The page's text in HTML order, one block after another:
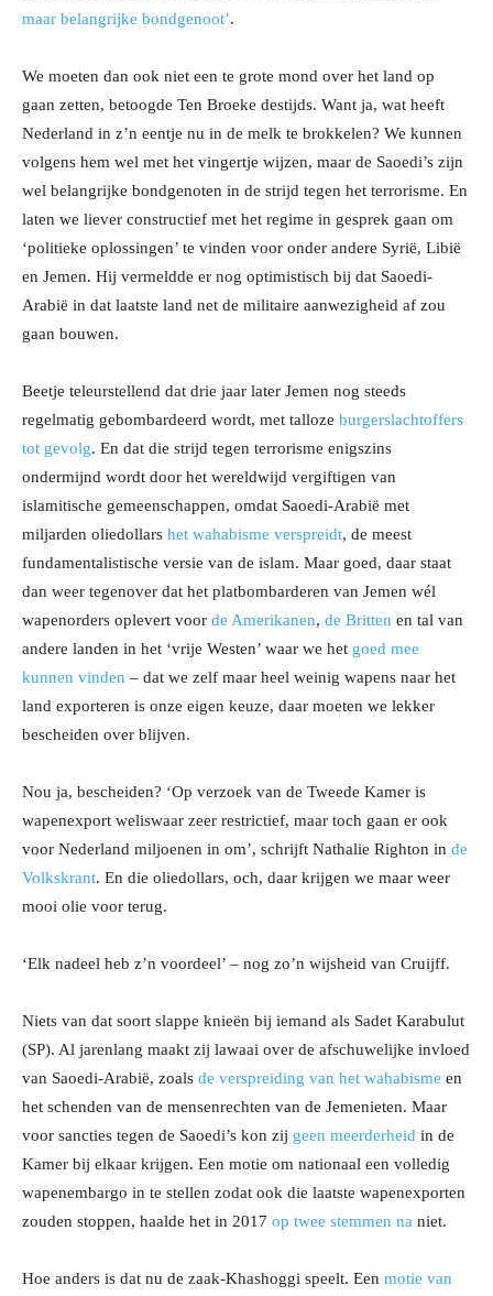
maar belangrijke bondgenoot’.
We moeten dan ook niet een te grote mond over het land op
gaan zetten, betoogde Ten Broeke destijds. Want ja, wat heeft
Nederland in z’n eentje nu in de melk te brokkelen? We kunnen
volgens hem wel met het vingertje wijzen, maar de Saoedi’s zijn
wel belangrijke bondgenoten in de strijd tegen het terrorisme. En
laten we liever constructief met het regime in gesprek gaan om
‘politieke oplossingen’ te vinden voor onder andere Syrië, Libië
en Jemen. Hij vermeldde er nog optimistisch bij dat Saoedi-
Arabië in dat laatste land net de militaire aanwezigheid af zou
gaan bouwen.
Beetje teleurstellend dat drie jaar later Jemen nog steeds
regelmatig gebombardeerd wordt, met talloze burgerslachtoffers
tot gevolg. En dat die strijd tegen terrorisme enigszins
ondermijnd wordt door het wereldwijd vergiftigen van
islamitische gemeenschappen, omdat Saoedi-Arabië met
miljarden oliedollars het wahabisme verspreidt, de meest
fundamentalistische versie van de islam. Maar goed, daar staat
dan weer tegenover dat het platbombarderen van Jemen wél
wapenorders oplevert voor de Amerikanen, de Britten en tal van
andere landen in het ‘vrije Westen’ waar we het goed mee
kunnen vinden – dat we zelf maar heel weinig wapens naar het
land exporteren is onze eigen keuze, daar moeten we lekker
bescheiden over blijven.
Nou ja, bescheiden? ‘Op verzoek van de Tweede Kamer is
wapenexport weliswaar zeer restrictief, maar toch gaan er ook
voor Nederland miljoenen in om’, schrijft Nathalie Righton in de
Volkskrant. En die oliedollars, och, daar krijgen we maar weer
mooi olie voor terug.
‘Elk nadeel heb z’n voordeel’ – nog zo’n wijsheid van Cruijff.
Niets van dat soort slappe knieën bij iemand als Sadet Karabulut
(SP). Al jarenlang maakt zij lawaai over de afschuwelijke invloed
van Saoedi-Arabië, zoals de verspreiding van het wahabisme en
het schenden van de mensenrechten van de Jemenieten. Maar
voor sancties tegen de Saoedi’s kon zij geen meerderheid in de
Kamer bij elkaar krijgen. Een motie om nationaal een volledig
wapenembargo in te stellen zodat ook die laatste wapenexporten
zouden stoppen, haalde het in 2017 op twee stemmen na niet.
Hoe anders is dat nu de zaak-Khashoggi speelt. Een motie van